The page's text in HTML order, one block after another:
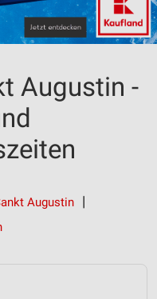
Augustin -
Augustin